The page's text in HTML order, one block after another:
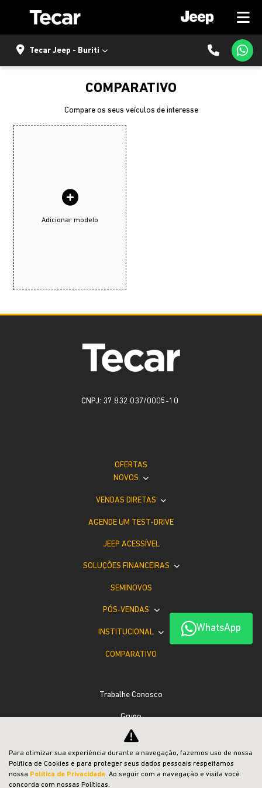
Tecar Jeep - Buriti
COMPARATIVO
Compare os seus veículos de interesse
Adicionar modelo
WhatsApp
CNPJ: 37.832.037/0005-10
OFERTAS
NOVOS
VENDAS DIRETAS
AGENDE UM TEST-DRIVE
JEEP ACESSÍVEL
SOLUÇÕES FINANCEIRAS
SEMINOVOS
PÓS-VENDAS
INSTITUCIONAL
COMPARATIVO
Trabalhe Conosco
Grupo
Desacelere. Seu bem maior é a vida.
Para otimizar sua experiência durante a navegação, fazemos uso de nossa
Política de Cookies e para proteger seus dados pessoais respeitamos
nossa Política de Privacidade. Ao seguir com a navegação e visita você
concorda com nossas Políticas.